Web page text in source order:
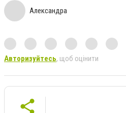
Александра
Авторизуйтесь, щоб оцінити